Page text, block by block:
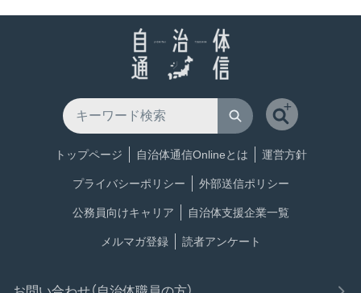
トップページ 自治体通信Onlineとは 運営方針
プライバシーポリシー 外部送信ポリシー
公務員向けキャリア 自治体支援企業一覧
メルマガ登録 読者アンケート